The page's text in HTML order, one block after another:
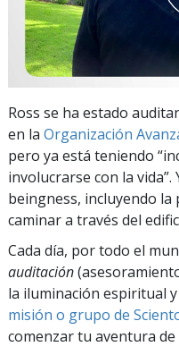
Ross se ha estado
en la Organización
pero ya está teniendo
involucrarse con la vida”.
beingness, incluyendo
caminar a través del
Cada día, por todo el
auditación
la iluminación espiritual
misión o grupo de
comenzar tu aventura de